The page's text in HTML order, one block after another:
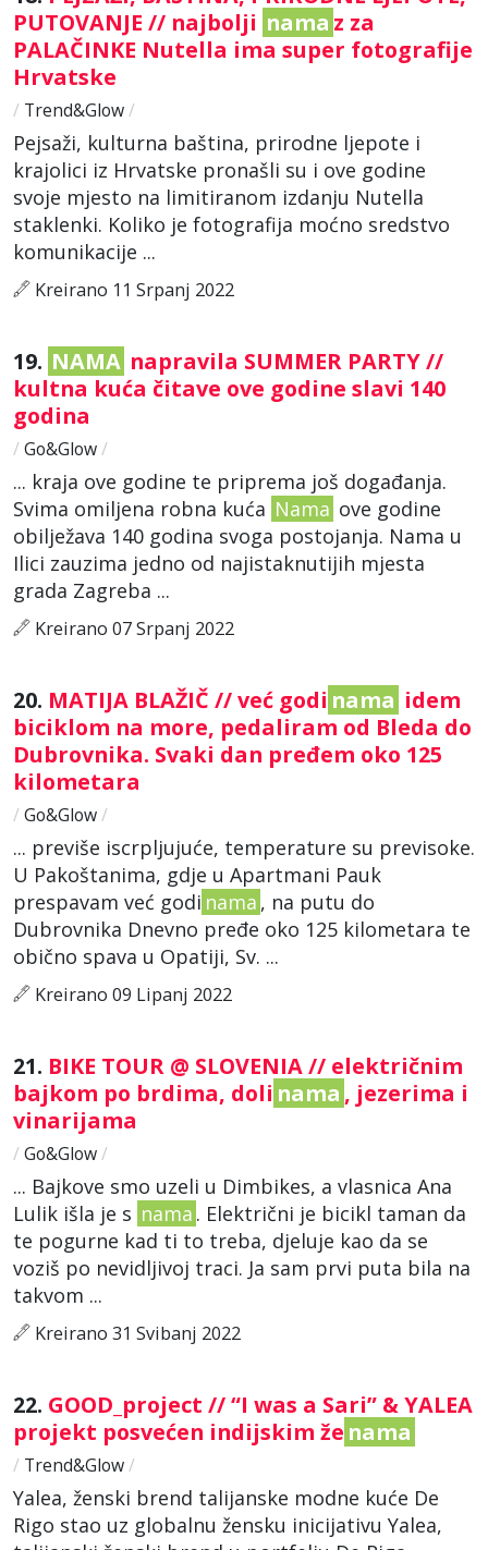
PUTOVANJE // najbolji nama z za
PALAČINKE Nutella ima super fotografije
Hrvatske
/ Trend&Glow/
Pejsaži, kulturna baština, prirodne ljepote i
krajolici iz Hrvatske pronašli su i ove godine
svoje mjesto na limitiranom izdanju Nutella
staklenki. Koliko je fotografija moćno sredstvo
komunikacije ...
Kreirano 11 Srpanj 2022
19. NAMA napravila SUMMER PARTY //
kultna kuća čitave ove godine slavi 140
godina
/ Go&Glow/
... kraja ove godine te priprema još događanja.
Svima omiljena robna kuća Nama ove godine
obilježava 140 godina svoga postojanja. Nama u
Ilici zauzima jedno od najistaknutijih mjesta
grada Zagreba ...
Kreirano 07 Srpanj 2022
20. MATIJA BLAŽIČ // već godi nama idem
biciklom na more, pedaliram od Bleda do
Dubrovnika. Svaki dan pređem oko 125
kilometara
/ Go&Glow/
... previše iscrpljujuće, temperature su previsoke.
U Pakoštanima, gdje u Apartmani Pauk
prespavam već godi nama , na putu do
Dubrovnika Dnevno pređe oko 125 kilometara te
obično spava u Opatiji, Sv. ...
Kreirano 09 Lipanj 2022
21. BIKE TOUR @ SLOVENIA // električnim
bajkom po brdima, doli nama , jezerima i
vinarijama
/ Go&Glow/
... Bajkove smo uzeli u Dimbikes, a vlasnica Ana
Lulik išla je s nama . Električni je bicikl taman da
te pogurne kad ti to treba, djeluje kao da se
voziš po nevidljivoj traci. Ja sam prvi puta bila na
takvom ...
Kreirano 31 Svibanj 2022
22. GOOD_project // “I was a Sari” & YALEA
projekt posvećen indijskim že nama
/ Trend&Glow/
Yalea, ženski brend talijanske modne kuće De
Rigo stao uz globalnu žensku inicijativu Yalea,